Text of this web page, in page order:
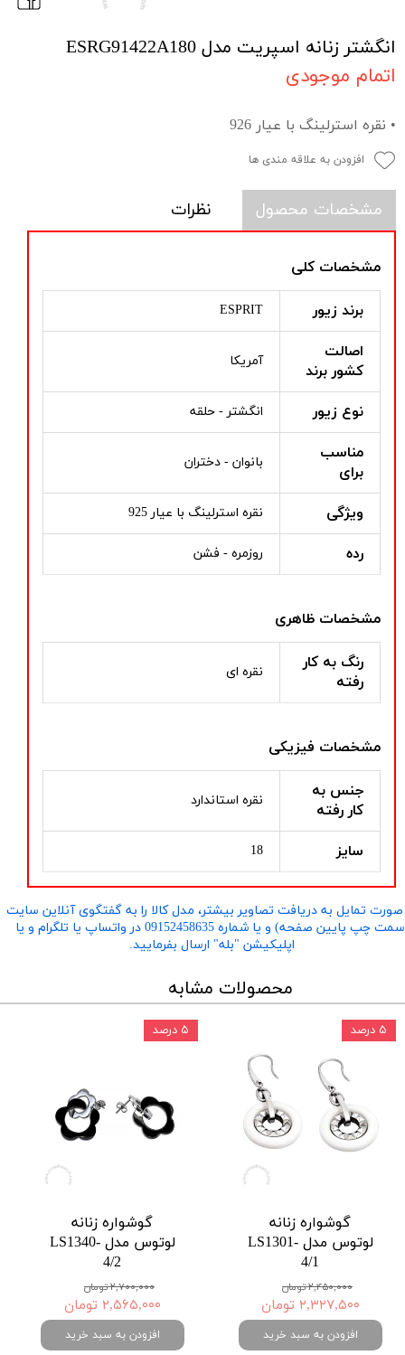
انگشتر زنانه اسپریت مدل ESRG91422A180
اتمام موجودی
• نقره استرلینگ با عیار 926
افزودن به علاقه مندی ها
مشخصات محصول نظرات
مشخصات کلی
برند زیور ESPRIT
اصالت
کشور برند
آمریکا
نوع زیور انگشتر - حلقه
مناسب
برای
بانوان - دختران
ویژگی نقره استرلینگ با عیار 925
رده روزمره - فشن
مشخصات ظاهری
رنگ به کار
رفته
نقره ای
مشخصات فیزیکی
جنس به
کار رفته
نقره استاندارد
سایز 18
تمایل به دریافت تصاویر بیشتر، مدل کالا را به گفتگوی آنلاین سایت
​​​​​​​(سمت چپ پایین صفحه) و یا شماره 09152458635 در واتساپ یا تلگرام و یا
اپلیکیشن "بله" ارسال بفرمایید.
محصولات مشابه
گوشواره زنانه
لوتوس مدل LS1301-
4/1
۲,۴۵۰,۰۰۰ تومان
۲,۳۲۷,۵۰۰ تومان
افزودن به سبد خرید
۵ درصد
گوشواره زنانه
لوتوس مدل LS1340-
4/2
۲,۷۰۰,۰۰۰ تومان
۲,۵۶۵,۰۰۰ تومان
افزودن به سبد خرید
۵ درصد